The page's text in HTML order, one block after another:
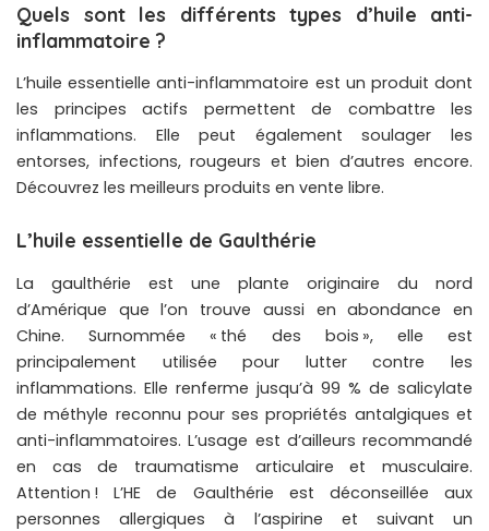
Quels sont les différents types d’huile anti-
inflammatoire ?
L’huile essentielle anti-inflammatoire est un produit dont
les principes actifs permettent de combattre les
inflammations. Elle peut également soulager les
entorses, infections, rougeurs et bien d’autres encore.
Découvrez les meilleurs produits en vente libre.
L’huile essentielle de Gaulthérie
La gaulthérie est une plante originaire du nord
d’Amérique que l’on trouve aussi en abondance en
Chine. Surnommée « thé des bois », elle est
principalement utilisée pour lutter contre les
inflammations. Elle renferme jusqu’à 99 % de salicylate
de méthyle reconnu pour ses propriétés antalgiques et
anti-inflammatoires. L’usage est d’ailleurs recommandé
en cas de traumatisme articulaire et musculaire.
Attention ! L’HE de Gaulthérie est déconseillée aux
personnes allergiques à l’aspirine et suivant un